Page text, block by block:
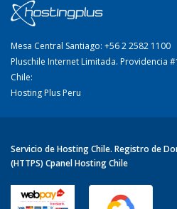
Mesa Central Santiago: +56 2 2582 1100
Pluschile Internet Limitada. Providencia
Chile:
Hosting Plus Peru
Servicio de Hosting Chile. Registro de
(HTTPS) Cpanel Hosting Chile